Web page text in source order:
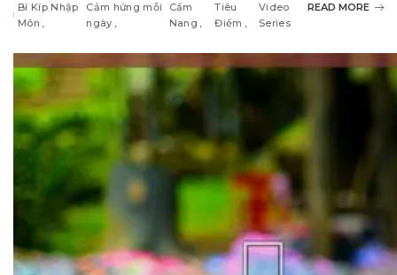
Bí Kíp Nhập
Môn
Cảm hứng mỗi
ngày
Cẩm
Nang
Tiêu
Điểm
Video
Series
READ MORE